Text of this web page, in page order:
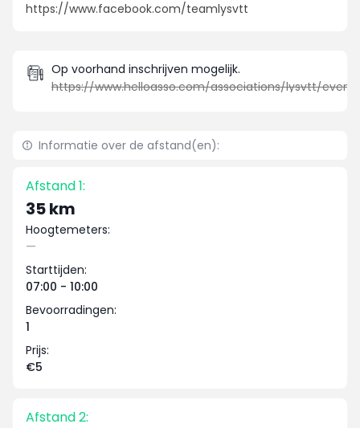
https://www.facebook.com/teamlysvtt
Op voorhand inschrijven mogelijk.
Informatie over de afstand(en):
Afstand 1:
35 km
Hoogtemeters:
—
Starttijden:
07:00 - 10:00
Bevoorradingen:
1
Prijs:
€5
Afstand 2: